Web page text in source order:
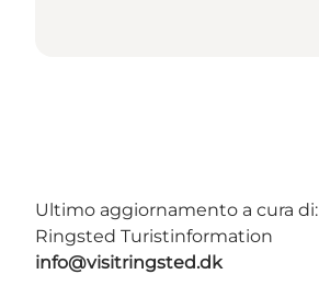
Ultimo aggiornamento a cura di:
Ringsted Turistinformation
info@visitringsted.dk